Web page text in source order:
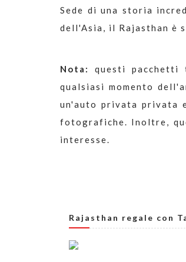
Sede di una storia
dell'Asia, il Rajasthan è
Nota: questi pacchetti
qualsiasi momento
un'auto privata privata
fotografiche. Inoltre,
interesse.
Rajasthan regale con